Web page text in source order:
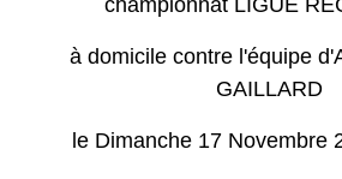
à domicile contre l'équipe
GAILLARD
le Dimanche 17 Novembre